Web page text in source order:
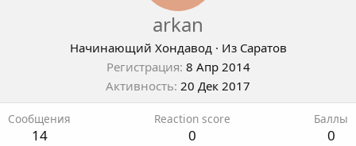
arkan
Начинающий Хондавод · Из Саратов
Регистрация 8 Апр 2014
Активность 20 Дек 2017
Сообщения
14
Reaction score
0
Баллы
0